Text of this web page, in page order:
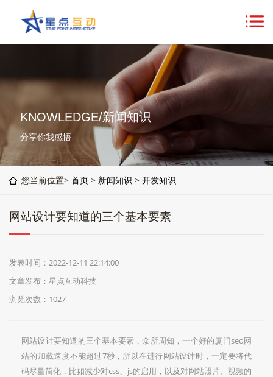
KNOWLEDGE/新闻知识
分享你我感悟
您当前位置> 首页 > 新闻知识 > 开发知识
网站设计要知道的三个基本要素
发表时间：2022-12-11 22:14:00
文章发布：星点互动科技
浏览次数： 1027
网站设计要知道的三个基本要素，众所周知，一个好的厦门seo网
站的加载速度不能超过7秒，所以在进行网站设计时，一定要将代
码尽量简化，比如减少对css、js的启用，以及对网站照片、视频的